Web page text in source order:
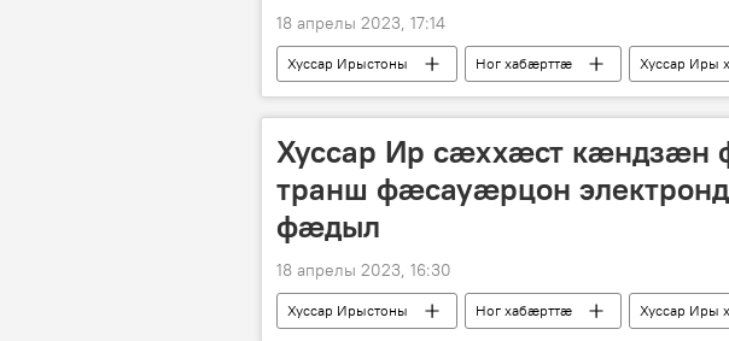
18 апрелы 2023, 17:14
Хуссар Ирыстоны Ног хабӕрттӕ Хуссар Иры
Хуссар Ир сæххæст кæндзæн
транш фæсауæрцон
фæдыл
18 апрелы 2023, 16:30
Хуссар Ирыстоны Ног хабӕрттӕ Хуссар Иры